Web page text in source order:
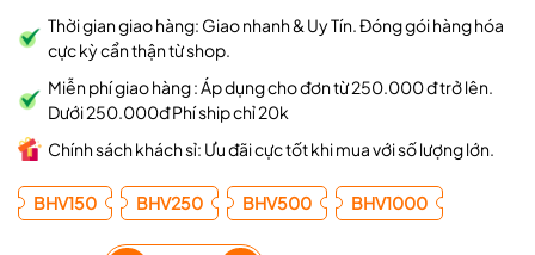
Thời gian giao hàng: Giao nhanh & Uy Tín. Đóng gói hàng hóa
cực kỳ cẩn thận từ shop.
Miễn phí giao hàng : Áp dụng cho đơn từ 250.000 đ trở lên.
Dưới 250.000đ Phí ship chỉ 20k
Chính sách khách sỉ: Ưu đãi cực tốt khi mua với số lượng lớn.
BHV150 BHV250 BHV500 BHV1000